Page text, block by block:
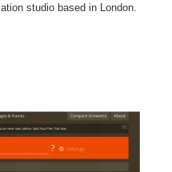
studio based in London.